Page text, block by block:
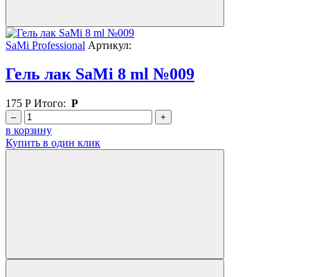
SaMi Professional Артикул:
Гель лак SaMi 8 ml №009
175 Р Итого: Р
– +
в корзину
Купить в один клик